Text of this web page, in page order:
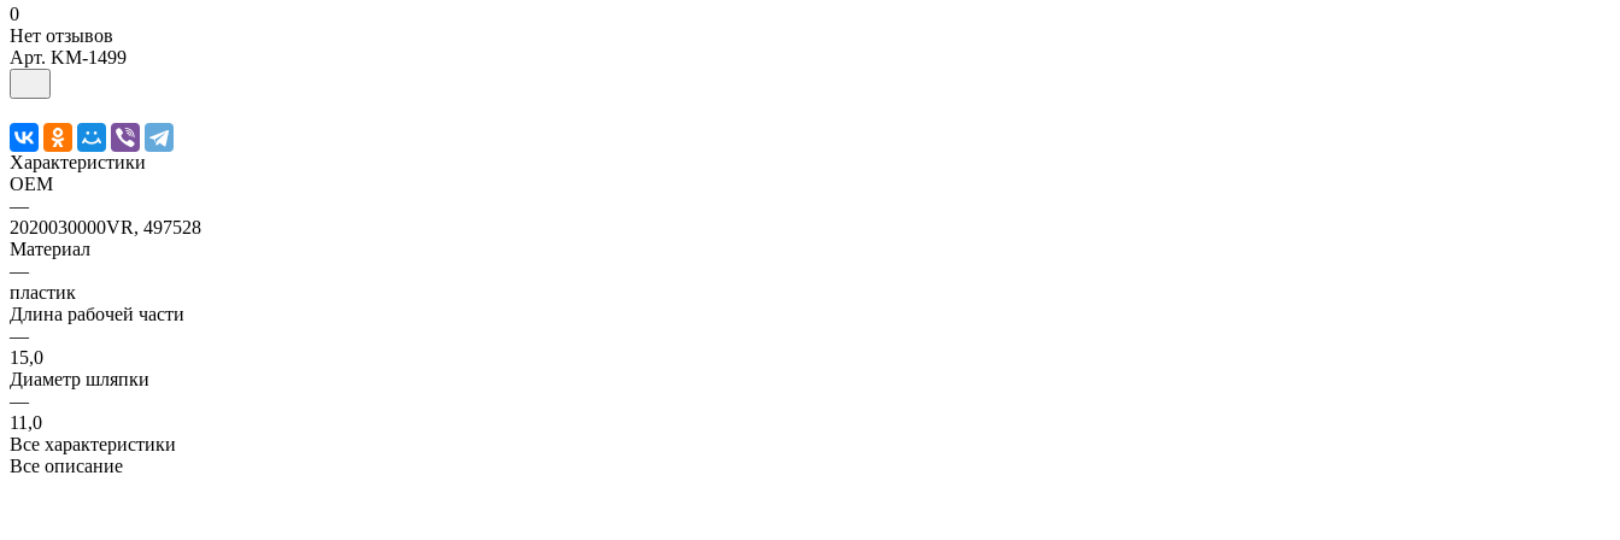
0
Нет отзывов
Арт. KM-1499
Характеристики
OEM
—
2020030000VR, 497528
Материал
—
пластик
Длина рабочей части
—
15,0
Диаметр шляпки
—
11,0
Все характеристики
Все описание